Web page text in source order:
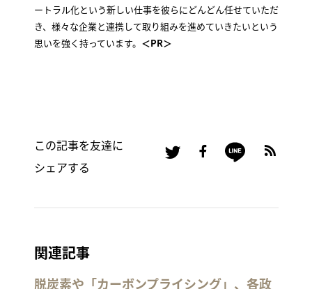
ートラル化という新しい仕事を彼らにどんどん任せていただ
き、様々な企業と連携して取り組みを進めていきたいという
思いを強く持っています。 ＜PR＞
この記事を友達に
シェアする
関連記事
脱炭素や「カーボンプライシング」、各政